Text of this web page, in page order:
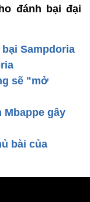
đánh bại đại
Sampdoria
sẽ "mở
Mbappe gây
bài của